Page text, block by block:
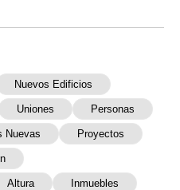
Nuevos Edificios
Uniones Personas
Nuevas Proyectos
Altura Inmuebles